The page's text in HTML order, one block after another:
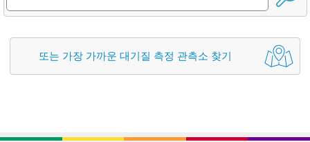
또는 가장 가까운 대기질 측정 관측소 찾기